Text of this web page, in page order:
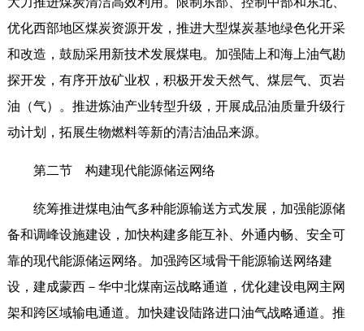
优化西部地区煤炭资源开发，推进大型煤炭基地绿色化开采
和改造，鼓励采用新技术发展煤电。加强陆上和海上油气勘
探开发，有序开放矿业权，积极开发天然气、煤层气、页岩
油（气）。推进炼油产业转型升级，开展成品油质量升级行
动计划，拓展生物燃料等新的清洁油品来源。
第二节 构建现代能源储运网络
统筹推进煤电油气多种能源输送方式发展，加强能源储
备和调峰设施建设，加快构建多能互补、外通内畅、安全可
靠的现代能源储运网络。加强跨区域骨干能源输送网络建
设，建成蒙西－华中北煤南运战略通道，优化建设电网主网
架和跨区域输电通道。加快建设陆路进口油气战略通道。推